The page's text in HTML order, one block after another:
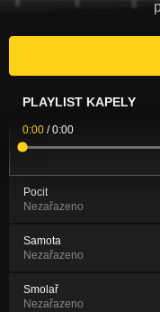
PLAYLIST KAPELY
0:00 /0:00
Pocit
Nezařazeno
Samota
Nezařazeno
Smolař
Nezařazeno